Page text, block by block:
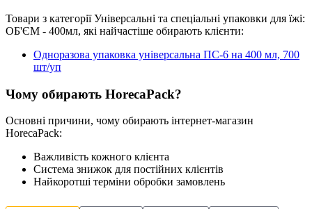
пакети для сміття оптом
Товари з категорії Універсальні та спеціальні упаковки для їжі:
ОБ'ЄМ - 400мл, які найчастіше обирають клієнти:
Одноразова упаковка універсальна ПС-6 на 400 мл, 700
шт/уп
Чому обирають HorecaPack?
Основні причини, чому обирають інтернет-магазин
HorecaPack:
Важливість кожного клієнта
Система знижок для постійних клієнтів
Найкоротші терміни обробки замовлень